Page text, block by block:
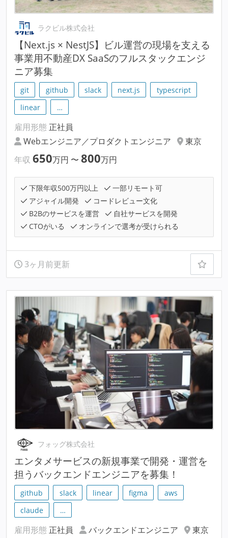
ラクビル株式会社
【Next.js × NestJS】ビル運営の現場を支える
事業用不動産DX SaaSのフルスタックエンジ
ニア募集
git github slack next.js
typescript
linear
…
雇用形態 正社員
Webエンジニア／プロダクトエンジニア
東京
年収 650万円 〜 800万円
下限年収500万円以上
一部リモート可
アジャイル開発
コードレビュー文化
B2Bのサービスを運営
自社サービスを開発
CTOがいる
オンラインで選考が受けられる
3ヶ月前更新
フォッグ株式会社
エンタメサービスの新規事業で開発・運営を
担うバックエンドエンジニアを募集！
github slack linear figma
aws
claude
…
雇用形態 正社員 バックエンドエンジニア
東京